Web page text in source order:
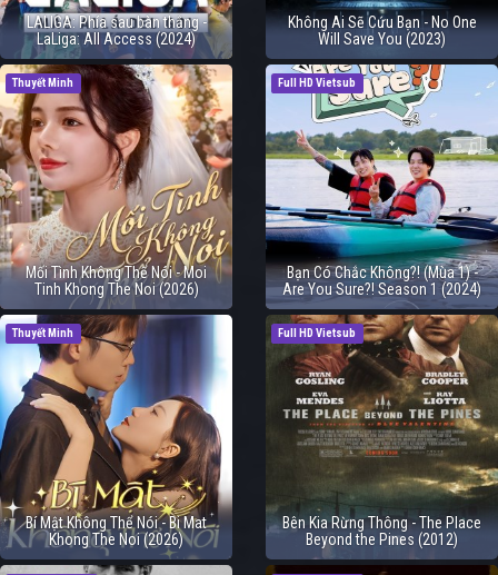
LALIGA: Phía sau bàn thắng -
LaLiga: All Access (2024)
Không Ai Sẽ Cứu Bạn - No One
Will Save You (2023)
Thuyết Minh
Mối Tình Không Thể Nói - Moi
Tinh Khong The Noi (2026)
Full HD Vietsub
Bạn Có Chắc Không?! (Mùa 1) -
Are You Sure?! Season 1 (2024)
Thuyết Minh
Bí Mật Không Thể Nói - Bi Mat
Khong The Noi (2026)
Full HD Vietsub
Bên Kia Rừng Thông - The Place
Beyond the Pines (2012)